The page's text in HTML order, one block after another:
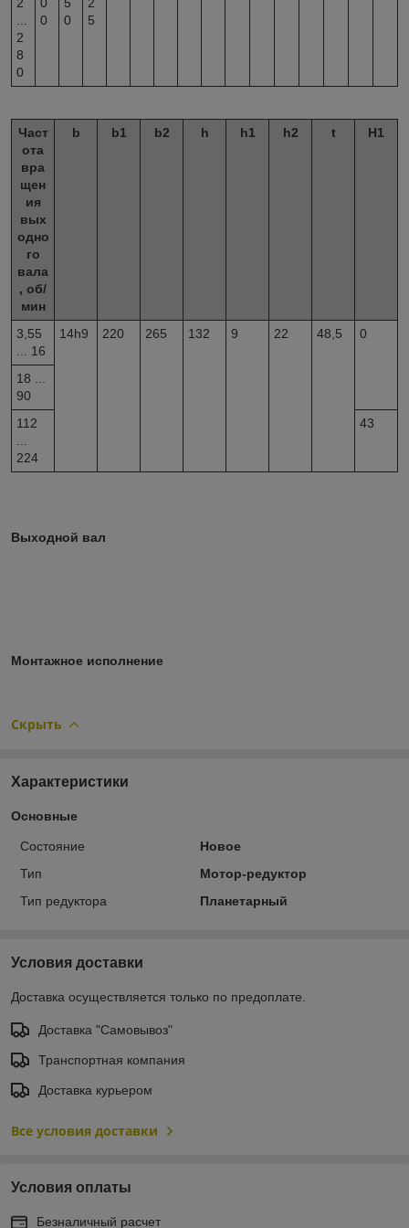
2
8
0
0
0
5
Част
ота
вра
щен
ия
вых
одно
го
вала
, об/
мин
b b1 b2 h h1 h2 t Н1
3,55
... 16
14h9 220 265 132 9 22 48,5 0
18 ...
90
112
224
43
Выходной вал
Монтажное исполнение
Скрыть
Характеристики
Основные
Состояние
Новое
Тип
Мотор-редуктор
Тип редуктора
Планетарный
Условия доставки
Доставка осуществляется только по предоплате.
Доставка "Самовывоз"
Транспортная компания
Доставка курьером
Все условия доставки
Условия оплаты
Безналичный расчет